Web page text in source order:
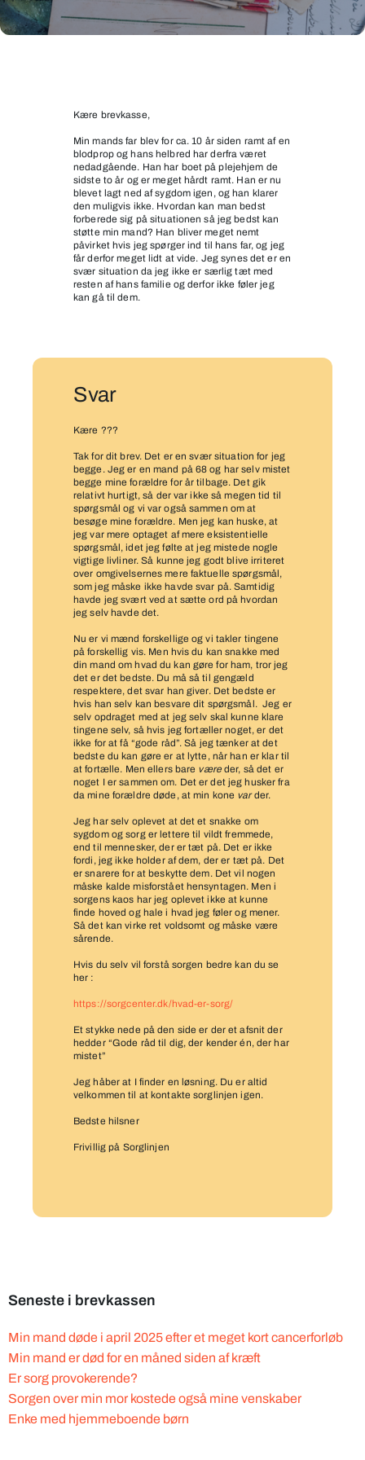
Kære brevkasse,
Min mands far blev for ca. 10 år siden ramt af en
blodprop og hans helbred har derfra været
nedadgående. Han har boet på plejehjem de
sidste to år og er meget hårdt ramt. Han er nu
blevet lagt ned af sygdom igen, og han klarer
den muligvis ikke. Hvordan kan man bedst
forberede sig på situationen så jeg bedst kan
støtte min mand? Han bliver meget nemt
påvirket hvis jeg spørger ind til hans far, og jeg
får derfor meget lidt at vide. Jeg synes det er en
svær situation da jeg ikke er særlig tæt med
resten af hans familie og derfor ikke føler jeg
kan gå til dem.
Svar
Kære ???
Tak for dit brev. Det er en svær situation for jeg
begge. Jeg er en mand på 68 og har selv mistet
begge mine forældre for år tilbage. Det gik
relativt hurtigt, så der var ikke så megen tid til
spørgsmål og vi var også sammen om at
besøge mine forældre. Men jeg kan huske, at
jeg var mere optaget af mere eksistentielle
spørgsmål, idet jeg følte at jeg mistede nogle
vigtige livliner. Så kunne jeg godt blive irriteret
over omgivelsernes mere faktuelle spørgsmål,
som jeg måske ikke havde svar på. Samtidig
havde jeg svært ved at sætte ord på hvordan
jeg selv havde det.
Nu er vi mænd forskellige og vi takler tingene
på forskellig vis. Men hvis du kan snakke med
din mand om hvad du kan gøre for ham, tror jeg
det er det bedste. Du må så til gengæld
respektere, det svar han giver. Det bedste er
hvis han selv kan besvare dit spørgsmål. Jeg er
selv opdraget med at jeg selv skal kunne klare
tingene selv, så hvis jeg fortæller noget, er det
ikke for at få “gode råd”. Så jeg tænker at det
bedste du kan gøre er at lytte, når han er klar til
at fortælle. Men ellers bare væreder, så det er
noget I er sammen om. Det er det jeg husker fra
da mine forældre døde, at min kone varder.
Jeg har selv oplevet at det et snakke om
sygdom og sorg er lettere til vildt fremmede,
end til mennesker, der er tæt på. Det er ikke
fordi, jeg ikke holder af dem, der er tæt på. Det
er snarere for at beskytte dem. Det vil nogen
måske kalde misforstået hensyntagen. Men i
sorgens kaos har jeg oplevet ikke at kunne
finde hoved og hale i hvad jeg føler og mener.
Så det kan virke ret voldsomt og måske være
sårende.
Hvis du selv vil forstå sorgen bedre kan du se
her :
https://sorgcenter.dk/hvad-er-sorg/
Et stykke nede på den side er der et afsnit der
hedder “Gode råd til dig, der kender én, der har
mistet”
Jeg håber at I finder en løsning. Du er altid
velkommen til at kontakte sorglinjen igen.
Bedste hilsner
Frivillig på Sorglinjen
Seneste i brevkassen
Min mand døde i april 2025 efter et meget kort cancerforløb
Min mand er død for en måned siden af kræft
Er sorg provokerende?
Sorgen over min mor kostede også mine venskaber
Enke med hjemmeboende børn